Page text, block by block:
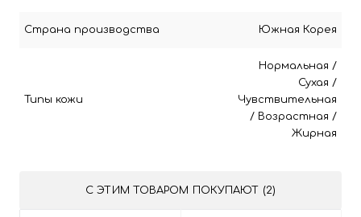
Страна производства Южная Корея
Типы кожи
Нормальная /
Сухая /
Чувствительная
/ Возрастная /
Жирная
С ЭТИМ ТОВАРОМ ПОКУПАЮТ (2)